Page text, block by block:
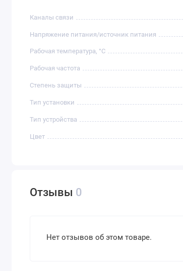
Каналы связи
Напряжение питания/источник питания
Рабочая температура, °C
Рабочая частота
Степень защиты
Тип установки
Тип устройства
Цвет
Отзывы 0
Нет отзывов об этом товаре.